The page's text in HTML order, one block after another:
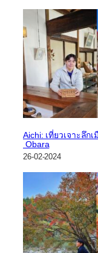
Aichi: เที่ยวเจาะลึก
Obara
26-02-2024